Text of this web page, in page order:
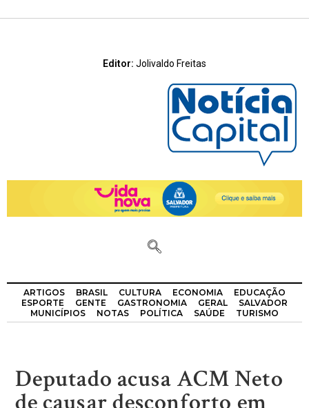
Editor: Jolivaldo Freitas
ARTIGOS BRASIL CULTURA ECONOMIA
EDUCAÇÃO
ESPORTE
GENTE GASTRONOMIA GERAL
SALVADOR
MUNICÍPIOS
NOTAS POLÍTICA SAÚDE TURISMO
Deputado acusa ACM Neto